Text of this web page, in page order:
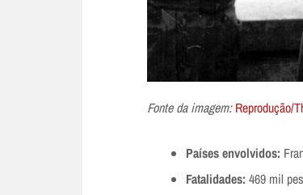
Fonte da imagem:Reprodução/
Países envolvidos:
Fatalidades: 469 mil